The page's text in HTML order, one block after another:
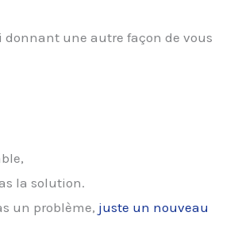
donnant une autre façon de vous
la solution.
un problème, juste un nouveau